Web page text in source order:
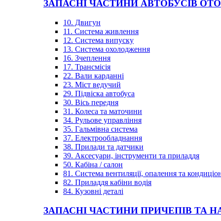
ЗАПАСНІ ЧАСТИНИ АВТОБУСІВ
10. Двигун
11. Система живлення
12. Система випуску
13. Система охолодження
16. Зчеплення
17. Трансмісія
22. Вали карданні
23. Міст ведучий
29. Підвіска автобуса
30. Вісь передня
31. Колеса та маточини
34. Рульове управління
35. Гальмівна система
37. Електрообладнання
38. Прилади та датчики
39. Аксесуари, інструменти та приладдя
50. Кабіна / салон
81. Система вентиляції, опалення та
82. Приладдя кабіни водія
84. Кузовні деталі
ЗАПАСНІ ЧАСТИНИ ПРИЧЕПІВ ТА